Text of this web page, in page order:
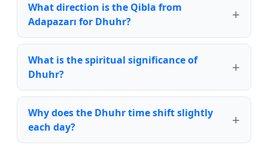
What direction is the Qibla from
Adapazarı for Dhuhr?
What is the spiritual significance of
Dhuhr?
Why does the Dhuhr time shift slightly
each day?